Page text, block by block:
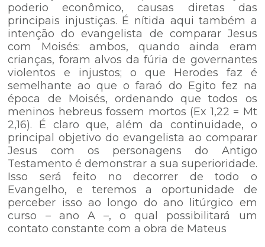
poderio econômico, causas diretas das
principais injustiças. É nítida aqui também a
intenção do evangelista de comparar Jesus
com Moisés: ambos, quando ainda eram
crianças, foram alvos da fúria de governantes
violentos e injustos; o que Herodes faz é
semelhante ao que o faraó do Egito fez na
época de Moisés, ordenando que todos os
meninos hebreus fossem mortos (Ex 1,22 = Mt
2,16). É claro que, além da continuidade, o
principal objetivo do evangelista ao comparar
Jesus com os personagens do Antigo
Testamento é demonstrar a sua superioridade.
Isso será feito no decorrer de todo o
Evangelho, e teremos a oportunidade de
perceber isso ao longo do ano litúrgico em
curso – ano A –, o qual possibilitará um
contato constante com a obra de Mateus